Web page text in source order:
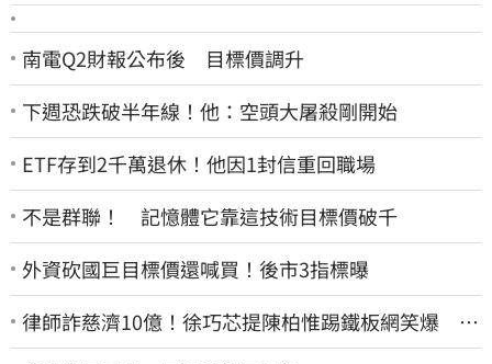
南電Q2財報公布後 目標價調升
下週恐跌破半年線！他：空頭大屠殺剛開始
ETF存到2千萬退休！他因1封信重回職場
不是群聯！ 記憶體它靠這技術目標價破千
外資砍國巨目標價還喊買！後市3指標曝
律師詐慈濟10億！徐巧芯提陳柏惟踢鐵板網笑爆 律
師再曬1照補刀